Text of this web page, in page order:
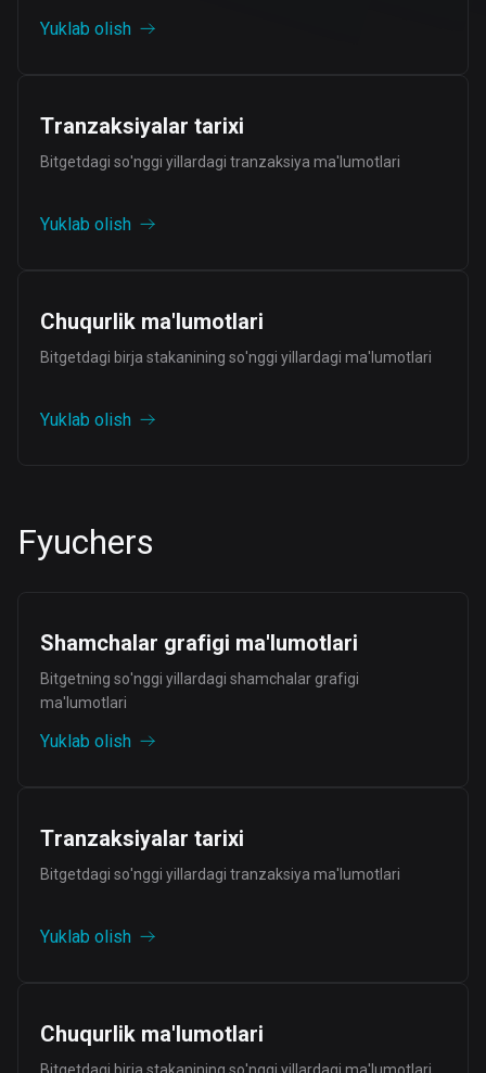
Yuklab olish
Tranzaksiyalar tarixi
Bitgetdagi so'nggi yillardagi tranzaksiya ma'lumotlari
Yuklab olish
Chuqurlik ma'lumotlari
Bitgetdagi birja stakanining so'nggi yillardagi ma'lumotlari
Yuklab olish
Fyuchers
Shamchalar grafigi ma'lumotlari
Bitgetning so'nggi yillardagi shamchalar grafigi
ma'lumotlari
Yuklab olish
Tranzaksiyalar tarixi
Bitgetdagi so'nggi yillardagi tranzaksiya ma'lumotlari
Yuklab olish
Chuqurlik ma'lumotlari
Bitgetdagi birja stakanining so'nggi yillardagi ma'lumotlari